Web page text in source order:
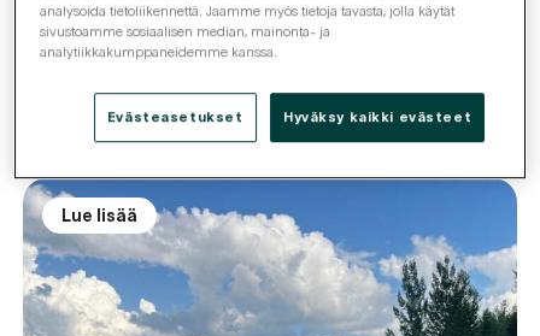
merkityksellinen työ, jossa näkee oman työn
Lue lisää
analysoida tietoliikennettä. Jaamme myös tietoja tavasta, jolla käytät
sivustoamme sosiaalisen median, mainonta- ja
analytiikkakumppaneidemme kanssa.
Evästeasetukset Hyväksy kaikki evästeet